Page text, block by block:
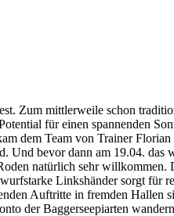
Zum mittlerweile schon
für einen spannenden
dem Team von Trainer
bevor dann am 19.04.
natürlich sehr
Linkshänder sorgt
Auftritte in fremden
der Baggerseepiarten